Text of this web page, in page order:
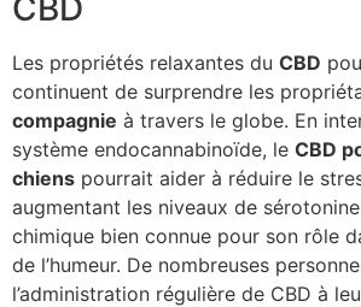
CBD
Les propriétés relaxantes du CBD
continuent de surprendre les
compagnie à travers le globe. En
système endocannabinoïde, le CBD
chiens pourrait aider à réduire le
augmentant les niveaux de
chimique bien connue pour son rôle
de l’humeur. De nombreuses
l’administration régulière de CBD à